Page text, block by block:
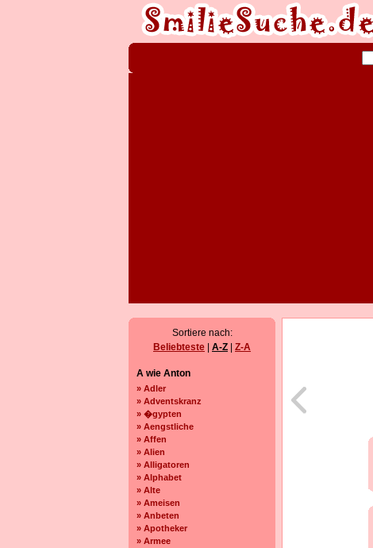
Sortiere nach:
Beliebteste
A-Z Z-A
A wie Anton
» Adler
» Adventskranz
» �gypten
» Aengstliche
» Affen
» Alien
» Alligatoren
» Alphabet
» Alte
» Ameisen
» Anbeten
» Apotheker
» Armee